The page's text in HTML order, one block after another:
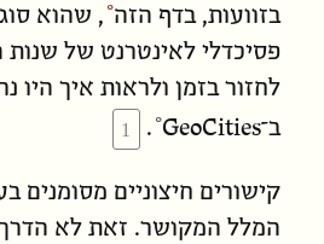
בזוועות, בדף הזה , שהוא
פסיכדלי לאינטרנט של
לחזור בזמן ולראות איך היו
ב־GeoCities
.
קישורים חיצוניים מסומנים
המלל המקושר. זאת לא הדרך